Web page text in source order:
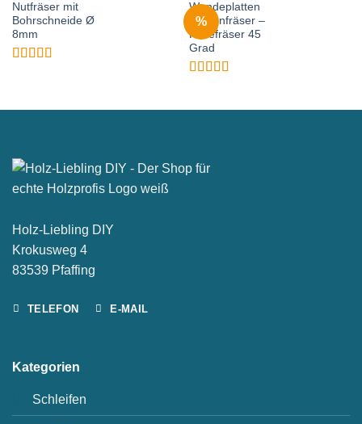
Nutfräser mit
Bohrschneide Ø
8mm
%
Wendeplatten
Kantenfräser –
Fasefräser 45
Grad
5
Holz-Liebling DIY
Krokusweg 4
83539 Pfaffing
TELEFON E-MAIL
Kategorien
Schleifen